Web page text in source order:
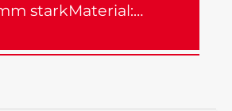
starkMaterial:…